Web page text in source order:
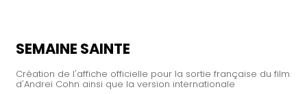
SEMAINE SAINTE
Création de l'affiche officielle pour la sortie française du film
d'Andreï Cohn ainsi que la version internationale